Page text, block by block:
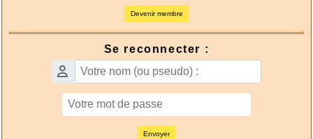
Devenir membre
Se reconnecter :
Envoyer